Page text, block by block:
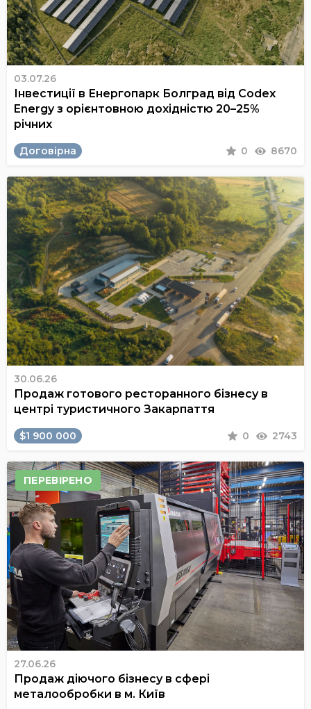
03.07.26
Інвестиції в Енергопарк Болград від Codex
Energy з орієнтовною дохідністю 20–25%
річних
Договірна 0 8670
30.06.26
Продаж готового ресторанного бізнесу в
центрі туристичного Закарпаття
$1 900 000 0 2743
ПЕРЕВІРЕНО
27.06.26
Продаж діючого бізнесу в сфері
металообробки в м. Київ